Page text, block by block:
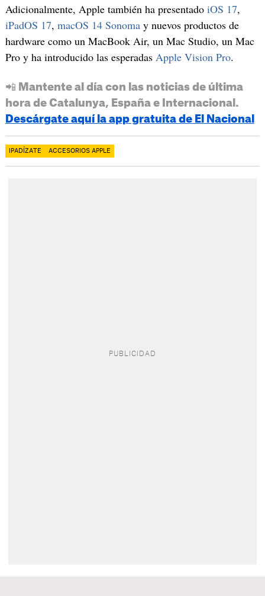
Adicionalmente, Apple también ha presentado iOS 17,
iPadOS 17, macOS 14 Sonomay nuevos productos de
hardware como un MacBook Air, un Mac Studio, un Mac
Pro y ha introducido las esperadas Apple Vision Pro.
📲 Mantente al día con las noticias de última
hora de Catalunya, España e Internacional.
Descárgate aquí la app gratuita de El Nacional
IPADÍZATE ACCESORIOS APPLE